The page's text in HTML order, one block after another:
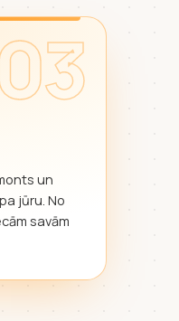
un
jūru. No
savām